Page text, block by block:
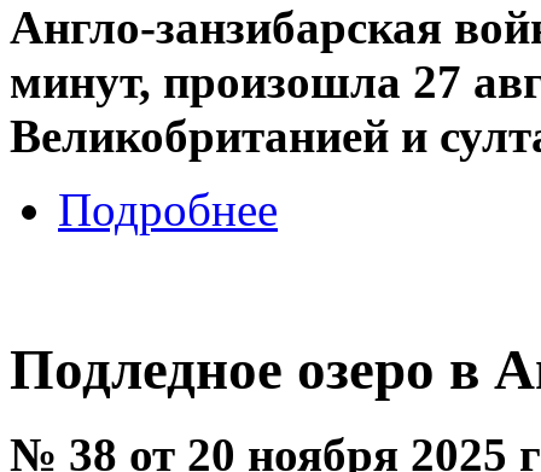
Англо-занзибарская
минут, произошла 27
Великобританией и
Подробнее
Подледное озеро в
№ 38 от 20 ноября 2025